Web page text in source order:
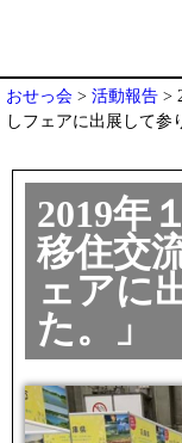
おせっ会 > 活動報告 >
しフェアに出展して参
2019年
移住交
ェアに
た。」